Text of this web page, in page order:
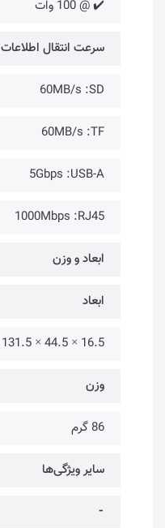
✔️ @ 100 وات
سرعت انتقال اطلاعات
60MB/s :SD
60MB/s :TF
5Gbps :USB-A
1000Mbps :RJ45
ابعاد و وزن
ابعاد
16.5 × 44.5 × 131.5 میلی‌متر
وزن
86 گرم
سایر ویژگی‌ها
⁃